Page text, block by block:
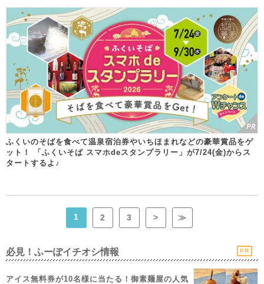
ふくいのそばを食べて温泉宿泊券やいちほまれなどの豪華賞品をゲ
ット！ 「ふくいそば スマホdeスタンプラリー」が7/24(金)からス
タートするよ♪
1 2 3 > ≫
必見！ふーぽイチオシ情報 PR
アイス無料券が10名様に当たる！御素麺屋の人気